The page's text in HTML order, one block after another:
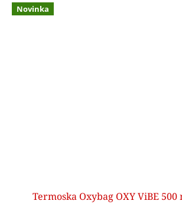
Novinka
Termoska Oxybag OXY ViBE